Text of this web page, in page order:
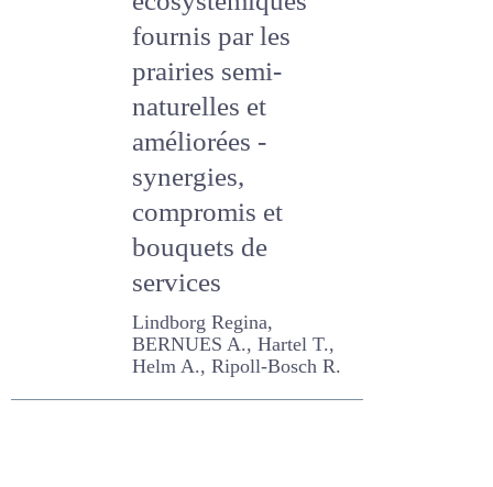
Services
écosystémiques
fournis par les
prairies semi-
naturelles et
améliorées -
synergies,
compromis et
bouquets de
services
Lindborg Regina, BERNUES
A., Hartel T., Helm A., Ripoll-